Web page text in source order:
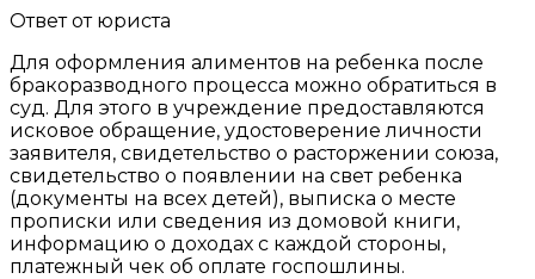
Ответ от юриста
Для оформления алиментов на ребенка после
бракоразводного процесса можно обратиться в
суд. Для этого в учреждение предоставляются
исковое обращение, удостоверение личности
заявителя, свидетельство о расторжении союза,
свидетельство о появлении на свет ребенка
(документы на всех детей), выписка о месте
прописки или сведения из домовой книги,
информацию о доходах с каждой стороны,
платежный чек об оплате госпошлины.